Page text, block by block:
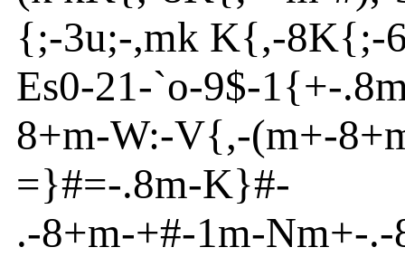
{;-3u;-,mk K{,-8K{;-
Es0-21-`o-9$-1{+-
8+m-W:-V{,-(m+-
=}#=-.8m-K}#-
.-8+m-+#-1m-Nm+-.-